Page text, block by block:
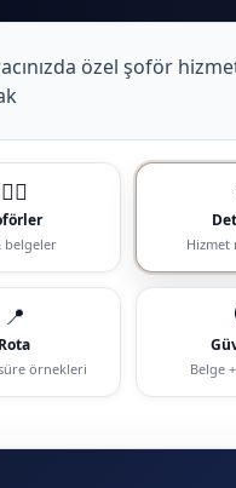
özel şoför
🧑‍✈️
belgeler Hizmet
📍
Rota
örnekleri Belge